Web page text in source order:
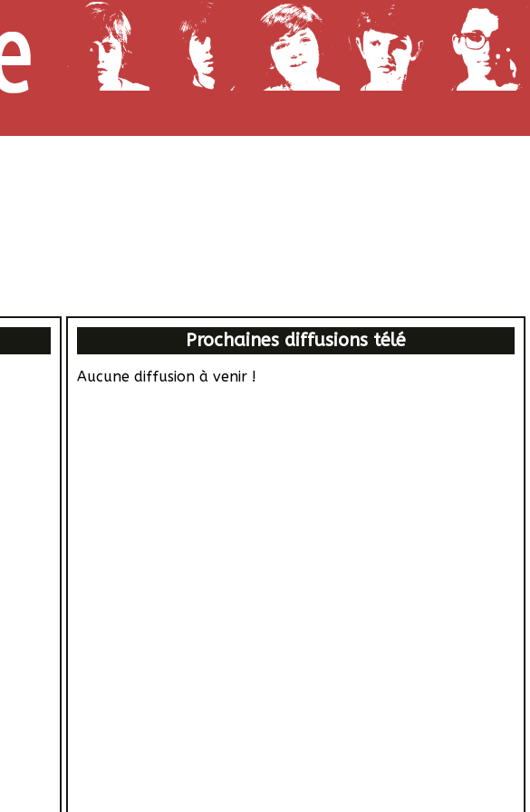
Prochaines diffusions télé
Aucune diffusion à venir !